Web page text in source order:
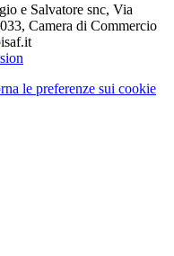
e Salvatore snc, Via
Camera di Commercio
le preferenze sui cookie